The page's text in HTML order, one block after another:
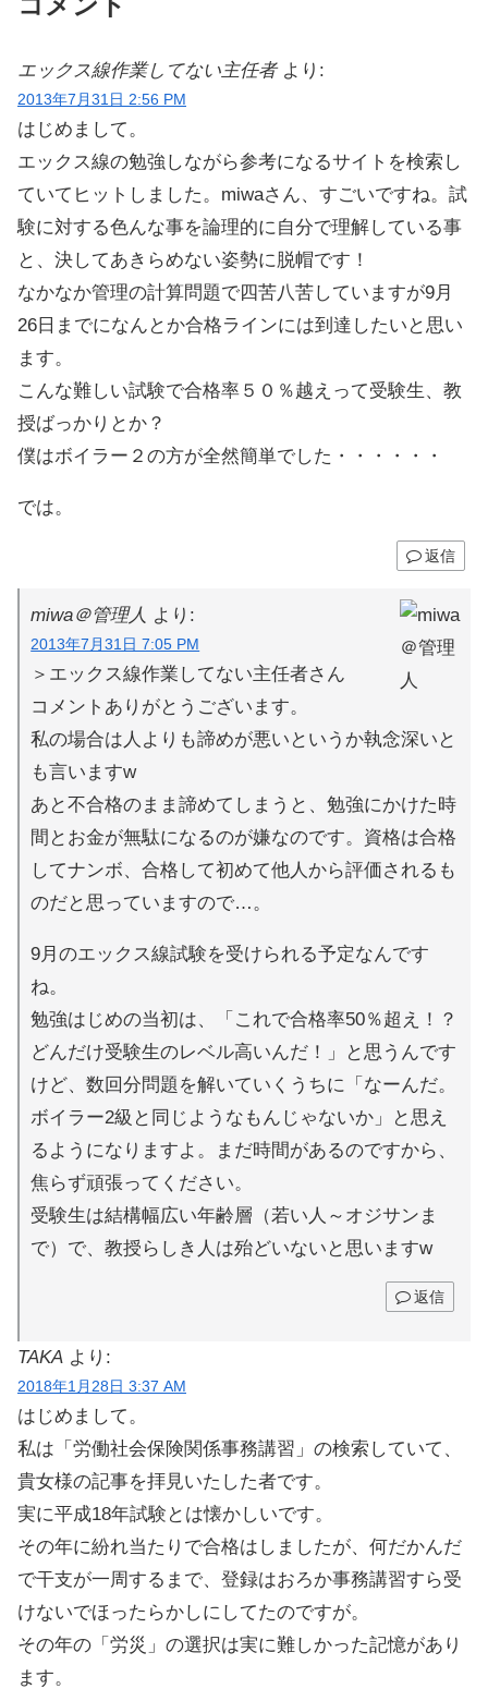
エックス線作業してない主任者 より:
2013年7月31日 2:56 PM
はじめまして。
エックス線の勉強しながら参考になるサイトを検索し
ていてヒットしました。miwaさん、すごいですね。試
験に対する色んな事を論理的に自分で理解している事
と、決してあきらめない姿勢に脱帽です！
なかなか管理の計算問題で四苦八苦していますが9月
26日までになんとか合格ラインには到達したいと思い
ます。
こんな難しい試験で合格率５０％越えって受験生、教
授ばっかりとか？
僕はボイラー２の方が全然簡単でした・・・・・・
では。
返信
miwa＠管理人 より:
2013年7月31日 7:05 PM
＞エックス線作業してない主任者さん
コメントありがとうございます。
私の場合は人よりも諦めが悪いというか執念深いと
も言いますw
あと不合格のまま諦めてしまうと、勉強にかけた時
間とお金が無駄になるのが嫌なのです。資格は合格
してナンボ、合格して初めて他人から評価されるも
のだと思っていますので…。
9月のエックス線試験を受けられる予定なんです
ね。
勉強はじめの当初は、「これで合格率50％超え！？
どんだけ受験生のレベル高いんだ！」と思うんです
けど、数回分問題を解いていくうちに「なーんだ。
ボイラー2級と同じようなもんじゃないか」と思え
るようになりますよ。まだ時間があるのですから、
焦らず頑張ってください。
受験生は結構幅広い年齢層（若い人～オジサンま
で）で、教授らしき人は殆どいないと思いますw
返信
TAKA より:
2018年1月28日 3:37 AM
はじめまして。
私は「労働社会保険関係事務講習」の検索していて、
貴女様の記事を拝見いたした者です。
実に平成18年試験とは懐かしいです。
その年に紛れ当たりで合格はしましたが、何だかんだ
で干支が一周するまで、登録はおろか事務講習すら受
けないでほったらかしにしてたのですが。
その年の「労災」の選択は実に難しかった記憶があり
ます。